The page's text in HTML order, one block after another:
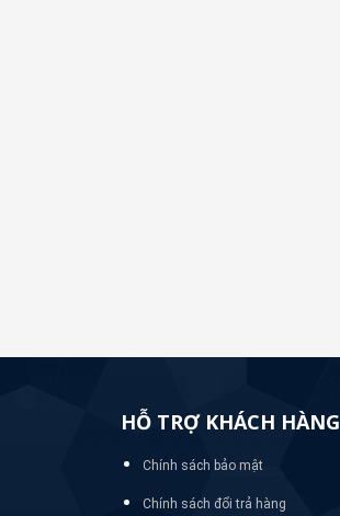
HỖ TRỢ KHÁCH HÀNG
Chính sách bảo mật
Chính sách đổi trả hàng